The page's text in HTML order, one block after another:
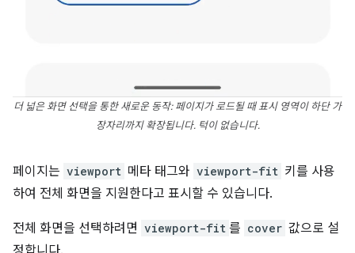
더 넓은 화면 선택을 통한 새로운 동작: 페이지가 로드될 때 표시 영역이 하단 가
장자리까지 확장됩니다. 턱이 없습니다.
페이지는 viewport 메타 태그와 viewport-fit 키를 사용
하여 전체 화면을 지원한다고 표시할 수 있습니다.
전체 화면을 선택하려면 viewport-fit 를 cover 값으로 설